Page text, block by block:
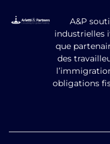
A&P
industrielles
que
des
obligations